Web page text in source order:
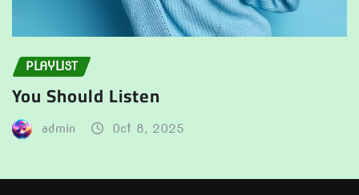
PLAYLIST
You Should Listen
admin Oct 8, 2025